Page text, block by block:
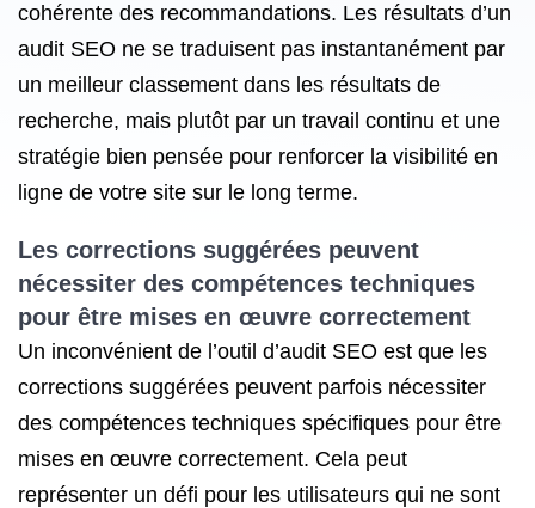
cohérente des recommandations. Les résultats d’un
audit SEO ne se traduisent pas instantanément par
un meilleur classement dans les résultats de
recherche, mais plutôt par un travail continu et une
stratégie bien pensée pour renforcer la visibilité en
ligne de votre site sur le long terme.
Les corrections suggérées peuvent
nécessiter des compétences techniques
pour être mises en œuvre correctement
Un inconvénient de l’outil d’audit SEO est que les
corrections suggérées peuvent parfois nécessiter
des compétences techniques spécifiques pour être
mises en œuvre correctement. Cela peut
représenter un défi pour les utilisateurs qui ne sont